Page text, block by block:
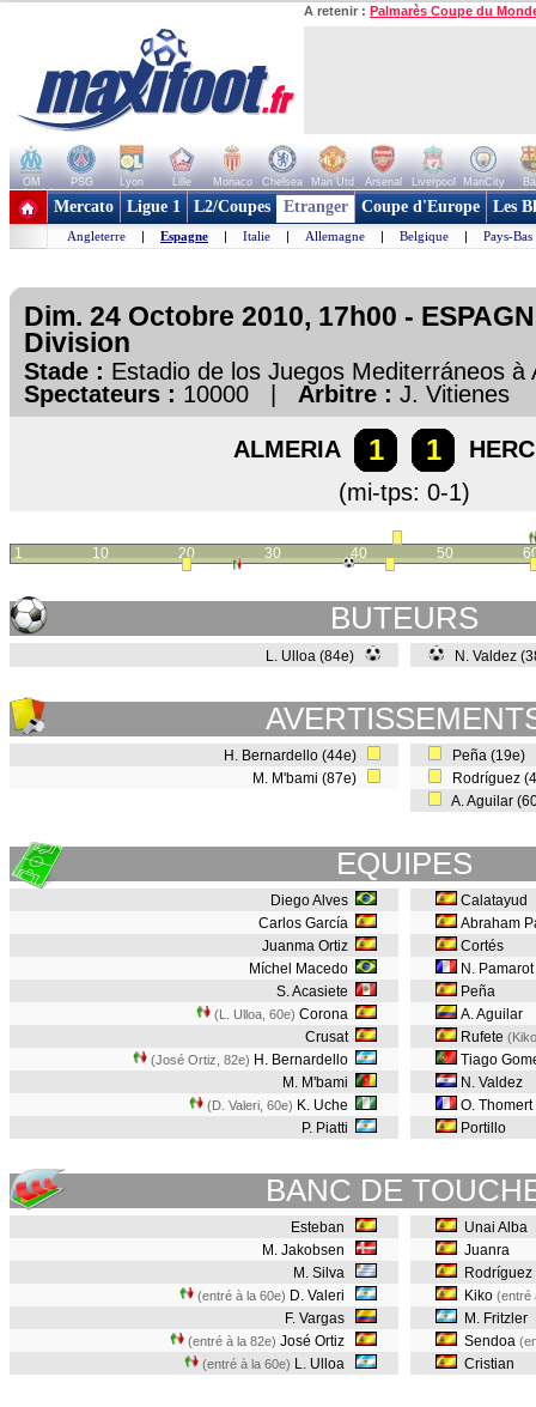
A retenir : Palmarès Coupe du
OM PSG Lyon Lille Monaco Chelsea Man Utd Arsenal Liverpool ManCity
+ de clubs
Mercato Ligue 1 L2/Coupes Etranger Coupe d'Europe Les
Angleterre | Espagne | Italie | Allemagne | Belgique | Pays-Bas
Dim. 24 Octobre 2010, 17h00 -
Division
Stade : Estadio de los Juegos Mediterráneos
Spectateurs : 10000 | Arbitre : J. Vitienes
ALMERIA 1 1
(mi-tps: 0-1)
1 10 20 30 40 50
BUTEURS
L. Ulloa (84e) N. Valdez
H. Bernardello (44e)
M. M'bami (87e)
Peña (19e)
Rodríguez
A. Aguilar
EQUIPES
Diego Alves
Carlos García
Juanma Ortiz
Míchel Macedo
S. Acasiete
(L. Ulloa, 60e) Corona
Crusat
(José Ortiz, 82e) H. Bernardello
M. M'bami
(D. Valeri, 60e) K. Uche
P. Piatti
Calatayud
Abraham
Cortés
N. Pamarot
Peña
A. Aguilar
Rufete
Tiago
N. Valdez
O. Thomert
Portillo
BANC DE
Esteban
M. Jakobsen
M. Silva
(entré à la 60e) D. Valeri
F. Vargas
(entré à la 82e) José Ortiz
(entré à la 60e) L. Ulloa
Unai Alba
Juanra
Rodríguez
Kiko (entré
M. Fritzler
Sendoa
Cristian